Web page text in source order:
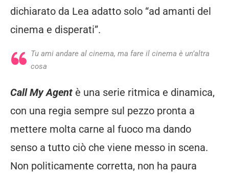
dichiarato da Lea adatto solo “ad amanti del
cinema e disperati”.
Tu ami andare al cinema, ma fare il cinema è un’altra
cosa
Call My Agent è una serie ritmica e dinamica,
con una regia sempre sul pezzo pronta a
mettere molta carne al fuoco ma dando
senso a tutto ciò che viene messo in scena.
Non politicamente corretta, non ha paura